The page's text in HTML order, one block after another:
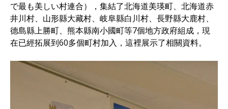
で最も美しい村連合），集結了北海道美瑛町、北海道赤
井川村、山形縣大藏村、岐阜縣白川村、長野縣大鹿村、
德島縣上勝町、熊本縣南小國町等7個地方政府組成，現
在已經拓展到60多個町村加入，這裡展示了相關資料。